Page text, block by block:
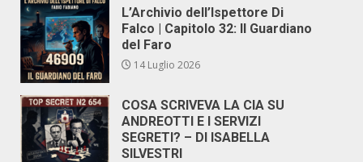
L’Archivio dell’Ispettore Di
Falco | Capitolo 32: Il Guardiano
del Faro
14 Luglio 2026
COSA SCRIVEVA LA CIA SU
ANDREOTTI E I SERVIZI
SEGRETI? – DI ISABELLA
SILVESTRI